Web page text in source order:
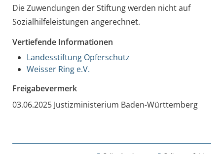
Die Zuwendungen der Stiftung werden nicht auf
Sozialhilfeleistungen angerechnet.
Vertiefende Informationen
Landesstiftung Opferschutz
Weisser Ring e.V.
Freigabevermerk
03.06.2025 Justizministerium Baden-Württemberg